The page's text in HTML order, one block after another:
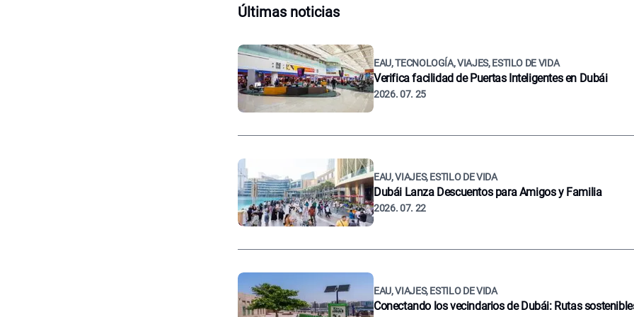
Últimas noticias
EAU, TECNOLOGÍA, VIAJES, ESTILO DE VIDA
Verifica facilidad de Puertas Inteligentes en Dubái
2026. 07. 25
EAU, VIAJES, ESTILO DE VIDA
Dubái Lanza Descuentos para Amigos y Familia
2026. 07. 22
EAU, VIAJES, ESTILO DE VIDA
Conectando los vecindarios de Dubái: Rutas